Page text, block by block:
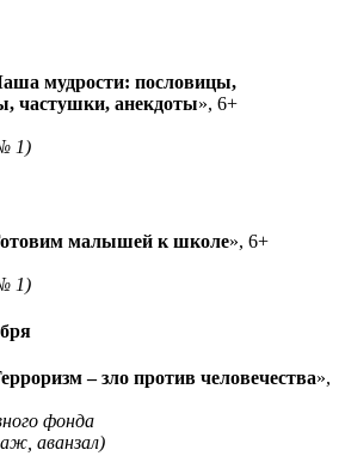
мудрости: пословицы,
частушки, анекдоты», 6+
1)
малышей к школе», 6+
1)
– зло против человечества»,
фонда
аванзал)